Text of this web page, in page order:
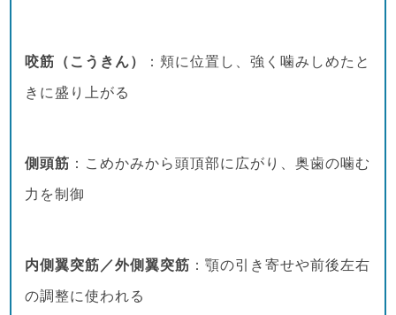
咬筋（こうきん） ：頬に位置し、強く噛みしめたと
きに盛り上がる
側頭筋 ：こめかみから頭頂部に広がり、奥歯の噛む
力を制御
内側翼突筋／外側翼突筋 ：顎の引き寄せや前後左右
の調整に使われる